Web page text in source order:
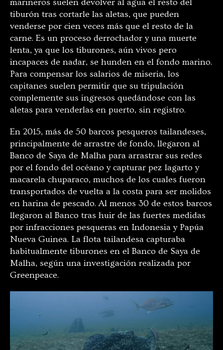
marineros suelen devolver al agua el resto del
tiburón tras cortarle las aletas, que pueden
venderse por cien veces más que el resto de la
carne. Es un proceso derrochador y una muerte
lenta, ya que los tiburones, aún vivos pero
incapaces de nadar, se hunden en el fondo marino.
Para compensar los salarios de miseria, los
capitanes suelen permitir que su tripulación
complemente sus ingresos quedándose con las
aletas para venderlas en puerto, sin registro.
En 2015, más de 50 barcos pesqueros tailandeses,
principalmente de arrastre de fondo, llegaron al
Banco de Saya de Malha para arrastrar sus redes
por el fondo del océano y capturar pez lagarto y
macarela chuparaco, muchos de los cuales fueron
transportados de vuelta a la costa para ser molidos
en harina de pescado. Al menos 30 de estos barcos
llegaron al Banco tras huir de las fuertes medidas
por infracciones pesqueras en Indonesia y Papúa
Nueva Guinea. La flota tailandesa capturaba
habitualmente tiburones en el Banco de Saya de
Malha, según una investigación realizada por
Greenpeace.